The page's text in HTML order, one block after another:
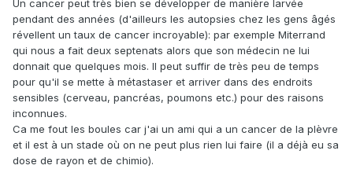
Un cancer peut très bien se développer de manière larvée
pendant des années (d'ailleurs les autopsies chez les gens âgés
révellent un taux de cancer incroyable): par exemple Miterrand
qui nous a fait deux septenats alors que son médecin ne lui
donnait que quelques mois. Il peut suffir de très peu de temps
pour qu'il se mette à métastaser et arriver dans des endroits
sensibles (cerveau, pancréas, poumons etc.) pour des raisons
inconnues.
Ca me fout les boules car j'ai un ami qui a un cancer de la plèvre
et il est à un stade où on ne peut plus rien lui faire (il a déjà eu sa
dose de rayon et de chimio).